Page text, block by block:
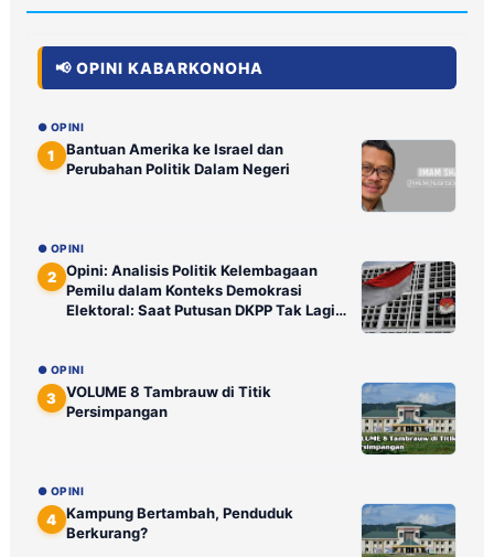
📢 OPINI KABARKONOHA
● OPINI
1
Bantuan Amerika ke Israel dan
Perubahan Politik Dalam Negeri
● OPINI
2 Opini: Analisis Politik Kelembagaan
Pemilu dalam Konteks Demokrasi
Elektoral: Saat Putusan DKPP Tak Lagi
● OPINI
3 VOLUME 8 Tambrauw di Titik
Persimpangan
● OPINI
4 Kampung Bertambah, Penduduk
Berkurang?